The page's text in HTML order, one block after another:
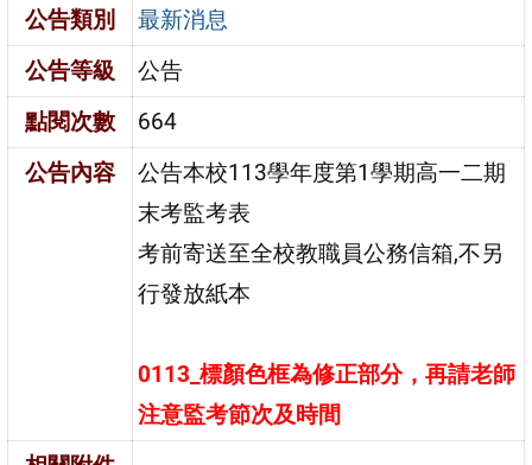
公告類別
最新消息
公告等級
公告
點閱次數
664
公告內容
公告本校113學年度第1學期高一二期
末考監考表
考前寄送至全校教職員公務信箱,不另
行發放紙本
0113_標顏色框為修正部分，再請老師
注意監考節次及時間